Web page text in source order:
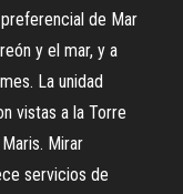
de Mar
y el mar, y a
La unidad
vistas a la Torre
Mirar
servicios de